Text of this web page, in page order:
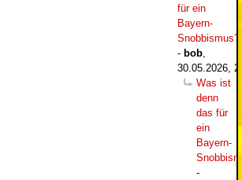
für ein
Bayern-
- bob
30.05.2026,
Was ist
denn
das für
ein
Bayern-
-